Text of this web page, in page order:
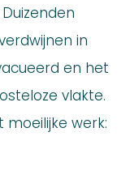
in
en het
vlakte.
werk: